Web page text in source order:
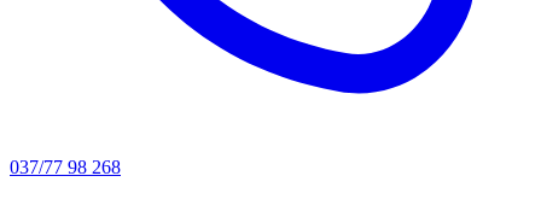
037/77 98 268